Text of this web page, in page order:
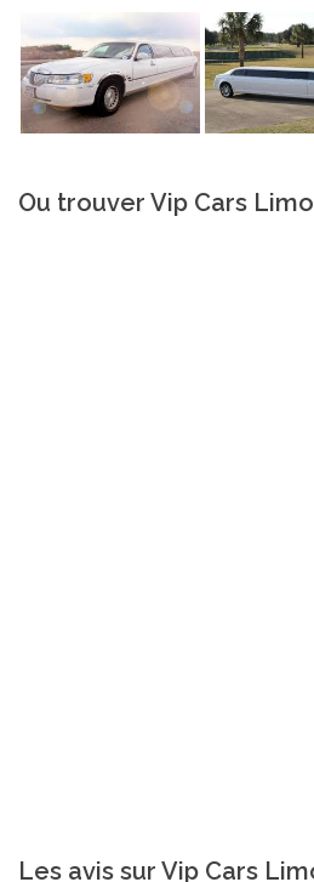
Ou trouver Vip Cars
Les avis sur Vip Cars